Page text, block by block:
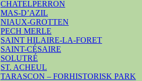
CHATELPERRON
MAS-D’AZIL
NIAUX-GROTTEN
PECH MERLE
SAINT HILAIRE-LA-FORET
SAINT-CÉSAIRE
SOLUTRÉ
ST. ACHEUL
TARASCON – FORHISTORISK PARK